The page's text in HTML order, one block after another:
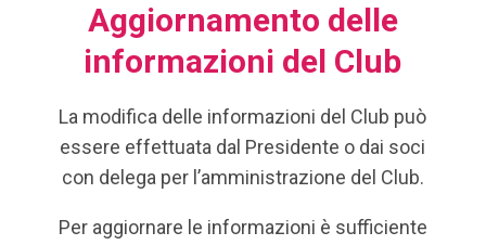
Aggiornamento delle
informazioni del Club
La modifica delle informazioni del Club può
essere effettuata dal Presidente o dai soci
con delega per l’amministrazione del Club.
Per aggiornare le informazioni è sufficiente